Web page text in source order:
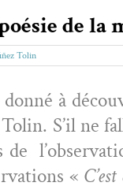
de la
Tolin
à
S’il ne
de
«